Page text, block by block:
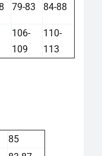
79-83 84-88
106-
109
110-
113
85